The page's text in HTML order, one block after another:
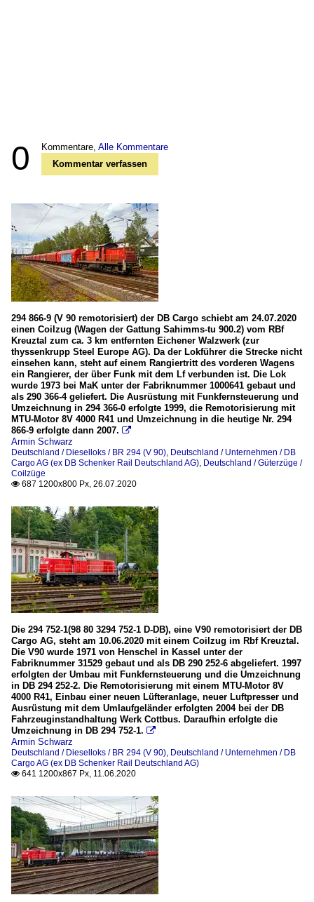
0 Kommentare, Alle Kommentare
Kommentar verfassen
294 866-9 (V 90 remotorisiert) der DB Cargo schiebt am 24.07.2020
einen Coilzug (Wagen der Gattung Sahimms-tu 900.2) vom RBf
Kreuztal zum ca. 3 km entfernten Eichener Walzwerk (zur
thyssenkrupp Steel Europe AG). Da der Lokführer die Strecke nicht
einsehen kann, steht auf einem Rangiertritt des vorderen Wagens
ein Rangierer, der über Funk mit dem Lf verbunden ist. Die Lok
wurde 1973 bei MaK unter der Fabriknummer 1000641 gebaut und
als 290 366-4 geliefert. Die Ausrüstung mit Funkfernsteuerung und
Umzeichnung in 294 366-0 erfolgte 1999, die Remotorisierung mit
MTU-Motor 8V 4000 R41 und Umzeichnung in die heutige Nr. 294
866-9 erfolgte dann 2007. 
Armin Schwarz
Deutschland / Dieselloks / BR 294 (V 90), Deutschland / Unternehmen / DB
Cargo AG (ex DB Schenker Rail Deutschland AG), Deutschland / Güterzüge /
Coilzüge
 687 1200x800 Px, 26.07.2020
Die 294 752-1(98 80 3294 752-1 D-DB), eine V90 remotorisiert der DB
Cargo AG, steht am 10.06.2020 mit einem Coilzug im Rbf Kreuztal.
Die V90 wurde 1971 von Henschel in Kassel unter der
Fabriknummer 31529 gebaut und als DB 290 252-6 abgeliefert. 1997
erfolgten der Umbau mit Funkfernsteuerung und die Umzeichnung
in DB 294 252-2. Die Remotorisierung mit einem MTU-Motor 8V
4000 R41, Einbau einer neuen Lüfteranlage, neuer Luftpresser und
Ausrüstung mit dem Umlaufgeländer erfolgten 2004 bei der DB
Fahrzeuginstandhaltung Werk Cottbus. Daraufhin erfolgte die
Umzeichnung in DB 294 752-1. 
Armin Schwarz
Deutschland / Dieselloks / BR 294 (V 90), Deutschland / Unternehmen / DB
Cargo AG (ex DB Schenker Rail Deutschland AG)
 641 1200x867 Px, 11.06.2020